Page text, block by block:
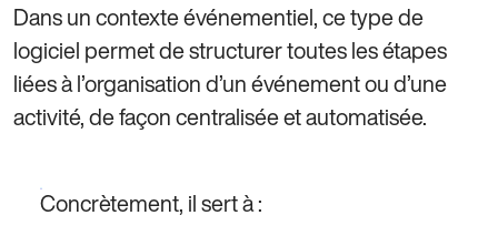
Dans un contexte événementiel, ce type de
logiciel permet de structurer toutes les étapes
liées à l’organisation d’un événement ou d’une
activité, de façon centralisée et automatisée.
Concrètement, il sert à :